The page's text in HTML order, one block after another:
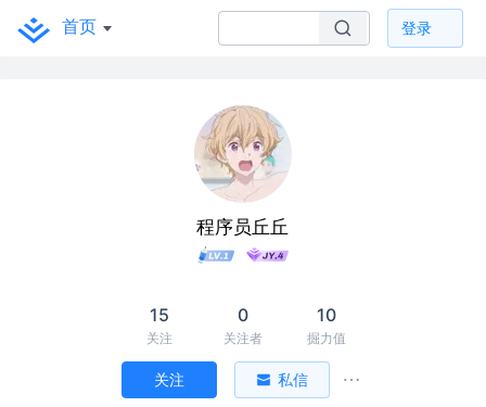
首页 登录
程序员丘丘
15
关注
0
关注者
10
掘力值
关注 私信